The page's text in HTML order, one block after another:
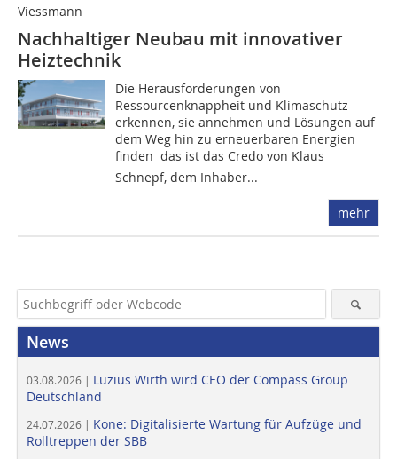
Viessmann
Nachhaltiger Neubau mit innovativer
Heiztechnik
Die Herausforderungen von
Ressourcenknappheit und Klimaschutz
erkennen, sie annehmen und Lösungen auf
dem Weg hin zu erneuerbaren Energien
finden  das ist das Credo von Klaus
Schnepf, dem Inhaber...
mehr
News
03.08.2026 | Luzius Wirth wird CEO der Compass Group
Deutschland
24.07.2026 | Kone: Digitalisierte Wartung für Aufzüge und
Rolltreppen der SBB